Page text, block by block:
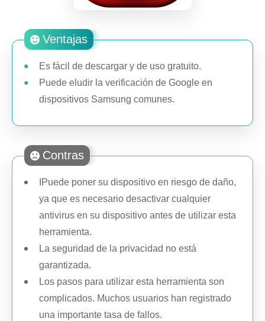
Ventajas
Es fácil de descargar y de uso gratuito.
Puede eludir la verificación de Google en
dispositivos Samsung comunes.
Contras
IPuede poner su dispositivo en riesgo de daño,
ya que es necesario desactivar cualquier
antivirus en su dispositivo antes de utilizar esta
herramienta.
La seguridad de la privacidad no está
garantizada.
Los pasos para utilizar esta herramienta son
complicados. Muchos usuarios han registrado
una importante tasa de fallos.